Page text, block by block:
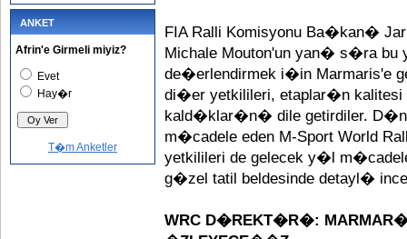
ANKET
Afrin'e Girmeli miyiz?
Evet
Hay�r
T�m Anketler
FIA Ralli Komisyonu Ba�kan�
Michale Mouton'un yan� s�ra
de�erlendirmek i�in Marmaris'e
di�er yetkilileri, etaplar�n kalitesi
kald�klar�n� dile getirdiler.
m�cadele eden M-Sport World
yetkilileri de gelecek y�l
g�zel tatil beldesinde detayl�
WRC D�REKT�R�: